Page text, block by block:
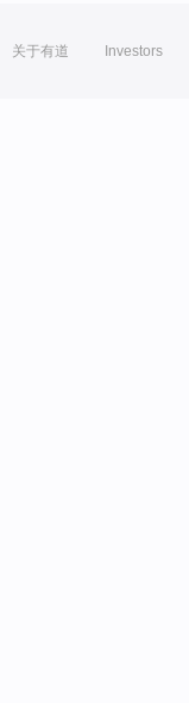
关于有道 Investors